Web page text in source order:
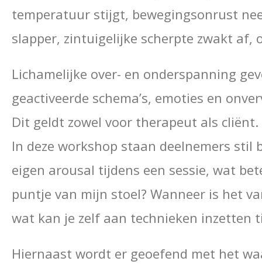
temperatuur stijgt, bewegingsonrust
slapper, zintuigelijke scherpte zwakt af,
Lichamelijke over- en onderspanning
geactiveerde schema’s, emoties en
Dit geldt zowel voor therapeut als cliënt.
In deze workshop staan deelnemers
eigen arousal tijdens een sessie, wat
puntje van mijn stoel? Wanneer is het
wat kan je zelf aan technieken inzetten
Hiernaast wordt er geoefend met het